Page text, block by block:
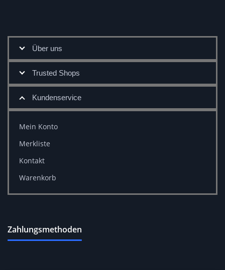
Über uns
Trusted Shops
Kundenservice
Mein Konto
Merkliste
Kontakt
Warenkorb
Zahlungsmethoden